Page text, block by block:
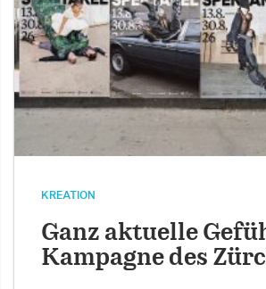
KREATION
Ganz aktuelle
Kampagne des